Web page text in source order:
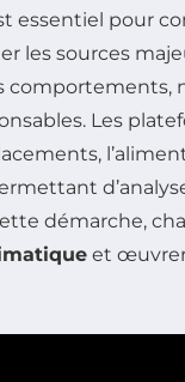
essentiel pour
sources
comportements,
Les
démarche,
et